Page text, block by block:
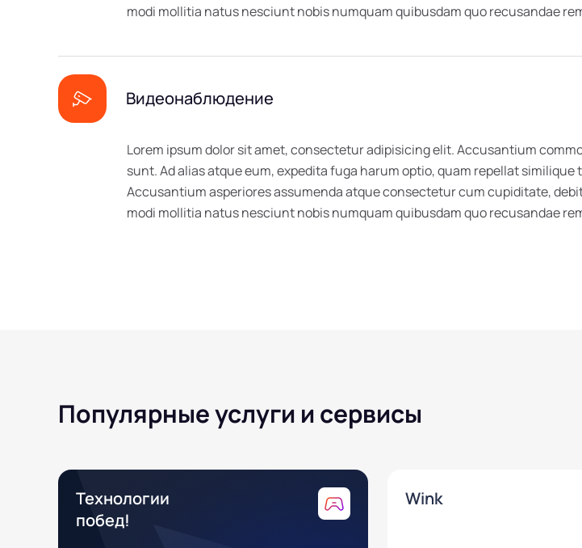
modi mollitia natus nesciunt nobis numquam quibusdam quo recusandae
Видеонаблюдение
Lorem ipsum dolor sit amet, consectetur adipisicing elit. Accusantium
sunt. Ad alias atque eum, expedita fuga harum optio, quam repellat similique
Accusantium asperiores assumenda atque consectetur cum cupiditate,
modi mollitia natus nesciunt nobis numquam quibusdam quo recusandae
Популярные услуги и сервисы
Технологии
побед!
Wink